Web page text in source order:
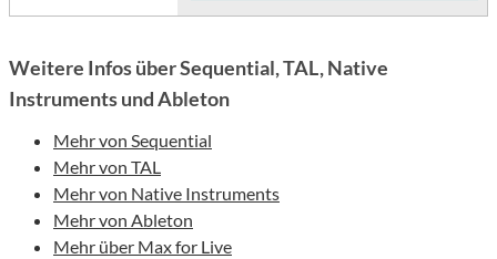
Weitere Infos über Sequential, TAL, Native
Instruments und Ableton
Mehr von Sequential
Mehr von TAL
Mehr von Native Instruments
Mehr von Ableton
Mehr über Max for Live